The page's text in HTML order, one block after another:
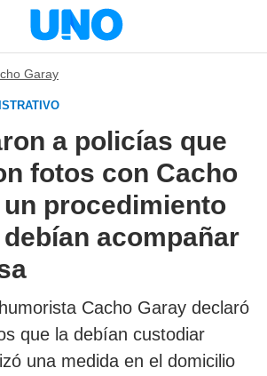
Garay
a policías que
fotos con Cacho
un procedimiento
acompañar
Cacho Garay declaró
que la debían custodiar
una medida en el domicilio